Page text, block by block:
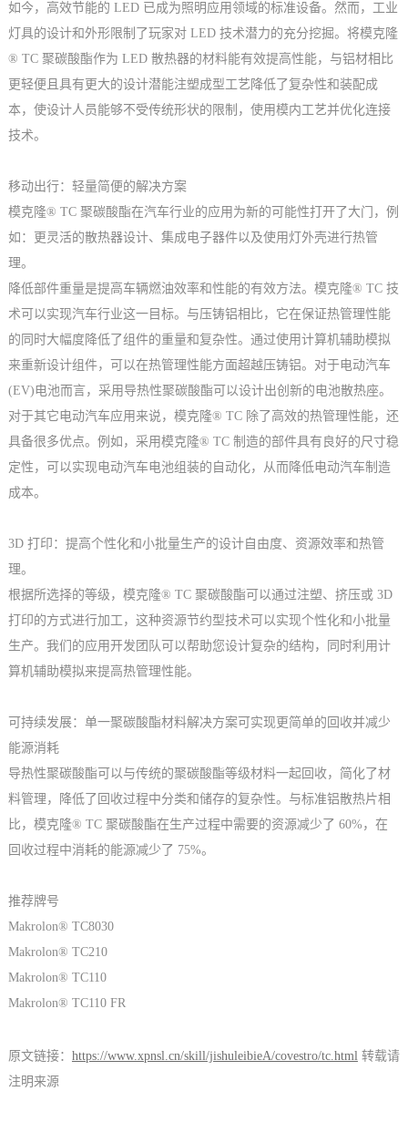
如今，高效节能的 LED 已成为照明应用领域的标准设备。然而，工业
灯具的设计和外形限制了玩家对 LED 技术潜力的充分挖掘。将模克隆
® TC 聚碳酸酯作为 LED 散热器的材料能有效提高性能，与铝材相比
更轻便且具有更大的设计潜能注塑成型工艺降低了复杂性和装配成
本，使设计人员能够不受传统形状的限制，使用模内工艺并优化连接
技术。
移动出行：轻量简便的解决方案
模克隆® TC 聚碳酸酯在汽车行业的应用为新的可能性打开了大门，例
如：更灵活的散热器设计、集成电子器件以及使用灯外壳进行热管
理。
降低部件重量是提高车辆燃油效率和性能的有效方法。模克隆® TC 技
术可以实现汽车行业这一目标。与压铸铝相比，它在保证热管理性能
的同时大幅度降低了组件的重量和复杂性。通过使用计算机辅助模拟
来重新设计组件，可以在热管理性能方面超越压铸铝。对于电动汽车
(EV)电池而言，采用导热性聚碳酸酯可以设计出创新的电池散热座。
对于其它电动汽车应用来说，模克隆® TC 除了高效的热管理性能，还
具备很多优点。例如，采用模克隆® TC 制造的部件具有良好的尺寸稳
定性，可以实现电动汽车电池组装的自动化，从而降低电动汽车制造
成本。
3D 打印：提高个性化和小批量生产的设计自由度、资源效率和热管
理。
根据所选择的等级，模克隆® TC 聚碳酸酯可以通过注塑、挤压或 3D
打印的方式进行加工，这种资源节约型技术可以实现个性化和小批量
生产。我们的应用开发团队可以帮助您设计复杂的结构，同时利用计
算机辅助模拟来提高热管理性能。
可持续发展：单一聚碳酸酯材料解决方案可实现更简单的回收并减少
能源消耗
导热性聚碳酸酯可以与传统的聚碳酸酯等级材料一起回收，简化了材
料管理，降低了回收过程中分类和储存的复杂性。与标准铝散热片相
比，模克隆® TC 聚碳酸酯在生产过程中需要的资源减少了 60%，在
回收过程中消耗的能源减少了 75%。
推荐牌号
Makrolon® TC8030
Makrolon® TC210
Makrolon® TC110
Makrolon® TC110 FR
原文链接： https://www.xpnsl.cn/skill/jishuleibieA/covestro/tc.html 转载请
注明来源